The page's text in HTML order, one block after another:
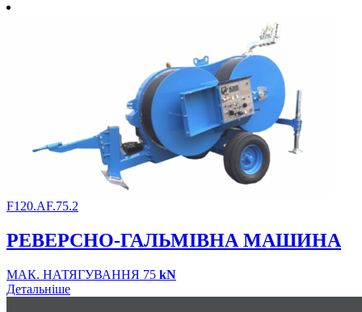
F120.AF.75.2
РЕВЕРСНО-ГАЛЬМІВНА МАШИНА
МАК. НАТЯГУВАННЯ 75 kN
Детальніше